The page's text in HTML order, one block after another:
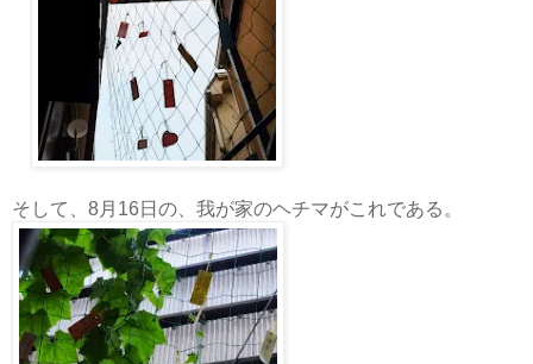
そして、8月16日の、我が家のヘチマがこれである。